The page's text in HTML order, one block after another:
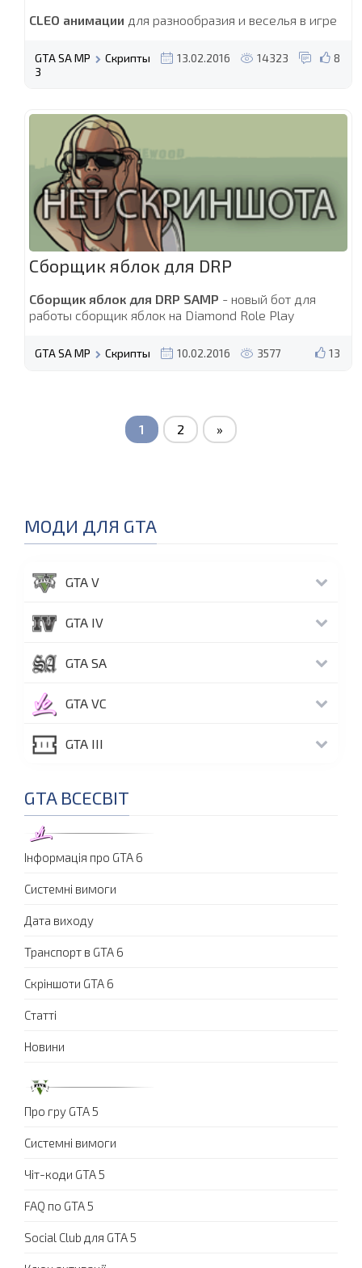
CLEO анимации для разнообразия и веселья в игре
8
GTA SA MP Скрипты 13.02.2016
14323
3
Сборщик яблок для DRP
Сборщик яблок для DRP SAMP - новый бот для
работы сборщик яблок на Diamond Role Play
13
GTA SA MP Скрипты 10.02.2016 3577
1 2 »
МОДИ ДЛЯ GTA
GTA V
GTA IV
GTA SA
GTA VC
GTA III
GTA ВСЕСВІТ
Інформація про GTA 6
Системні вимоги
Дата виходу
Транспорт в GTA 6
Скріншоти GTA 6
Статті
Новини
Про гру GTA 5
Системні вимоги
Чіт-коди GTA 5
FAQ по GTA 5
Social Club для GTA 5